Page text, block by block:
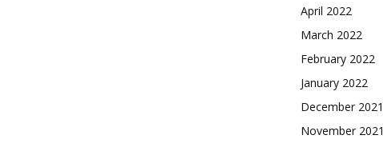
April 2022
March 2022
February 2022
January 2022
December 2021
November 2021